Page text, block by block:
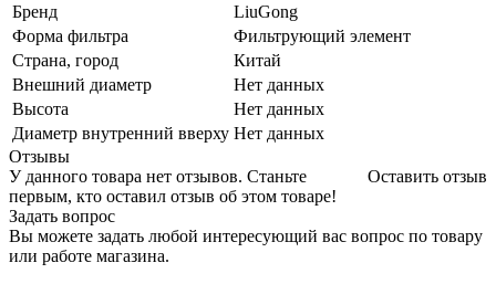
Бренд
LiuGong
Форма фильтра
Фильтрующий элемент
Страна, город
Китай
Внешний диаметр
Нет данных
Высота
Нет данных
Диаметр внутренний вверху Нет данных
Отзывы
Оставить отзыв
У данного товара нет отзывов. Станьте
первым, кто оставил отзыв об этом товаре!
Задать вопрос
Вы можете задать любой интересующий вас вопрос по товару
или работе магазина.